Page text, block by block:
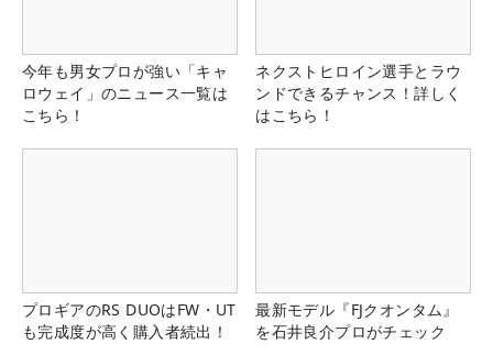
今年も男女プロが強い「キャ
ロウェイ」のニュース一覧は
こちら！
ネクストヒロイン選手とラウ
ンドできるチャンス！詳しく
はこちら！
プロギアのRS DUOはFW・UT
も完成度が高く購入者続出！
最新モデル『FJクオンタム』
を石井良介プロがチェック